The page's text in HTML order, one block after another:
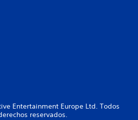
Entertainment Europe Ltd. Todos
reservados.